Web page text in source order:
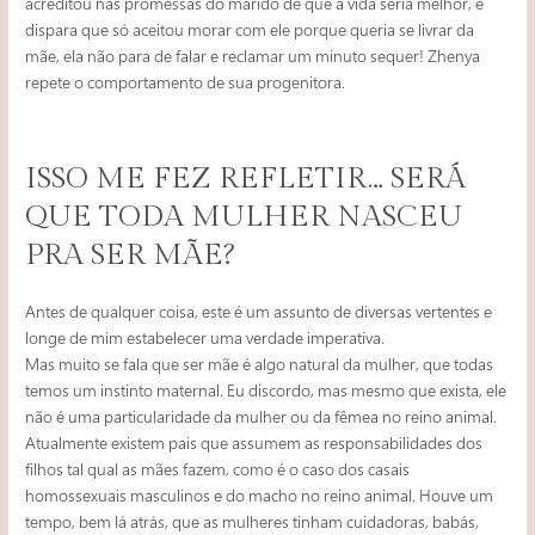
dispara que só aceitou morar com ele porque queria se livrar da
mãe, ela não para de falar e reclamar um minuto sequer! Zhenya
repete o comportamento de sua progenitora.
ISSO ME FEZ REFLETIR… SERÁ
QUE TODA MULHER NASCEU
PRA SER MÃE?
Antes de qualquer coisa, este é um assunto de diversas vertentes e
longe de mim estabelecer uma verdade imperativa.
Mas muito se fala que ser mãe é algo natural da mulher, que todas
temos um instinto maternal. Eu discordo, mas mesmo que exista, ele
não é uma particularidade da mulher ou da fêmea no reino animal.
Atualmente existem pais que assumem as responsabilidades dos
filhos tal qual as mães fazem, como é o caso dos casais
homossexuais masculinos e do macho no reino animal. Houve um
tempo, bem lá atrás, que as mulheres tinham cuidadoras, babás,